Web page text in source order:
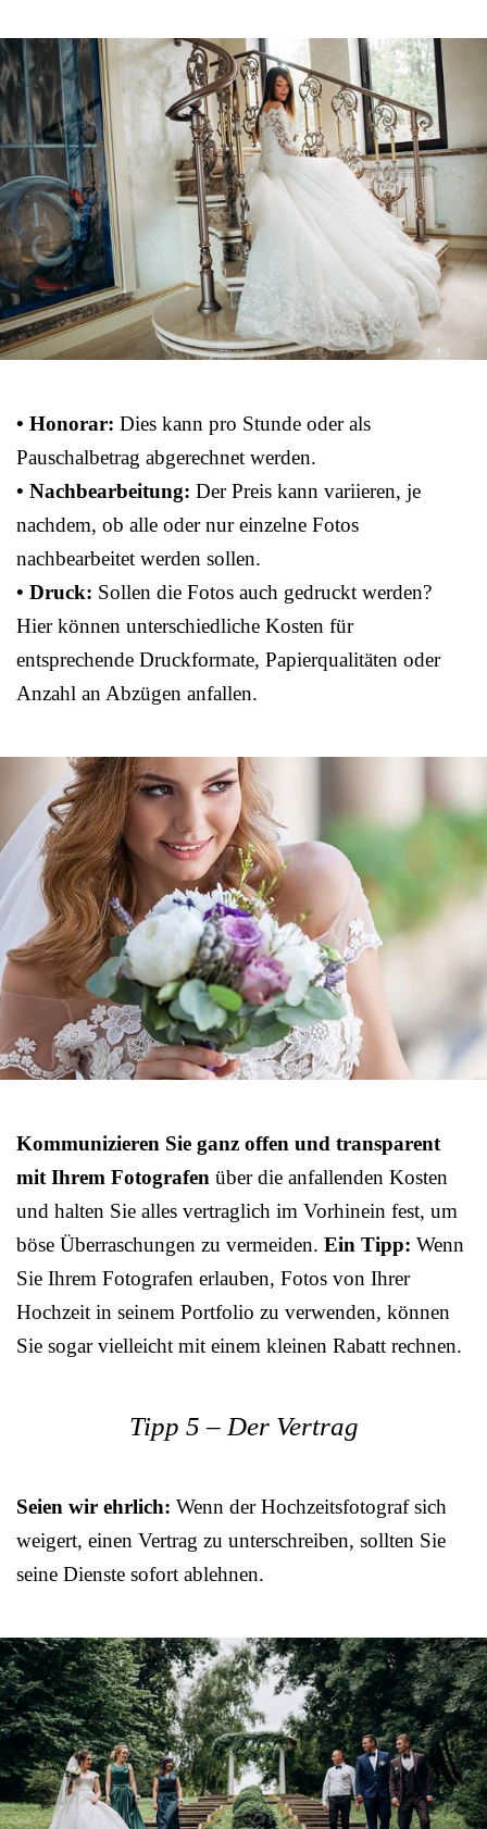
• Honorar: Dies kann pro Stunde oder als
Pauschalbetrag abgerechnet werden.
• Nachbearbeitung: Der Preis kann variieren, je
nachdem, ob alle oder nur einzelne Fotos
nachbearbeitet werden sollen.
• Druck: Sollen die Fotos auch gedruckt werden?
Hier können unterschiedliche Kosten für
entsprechende Druckformate, Papierqualitäten oder
Anzahl an Abzügen anfallen.
Kommunizieren Sie ganz offen und transparent
mit Ihrem Fotografen über die anfallenden Kosten
und halten Sie alles vertraglich im Vorhinein fest, um
böse Überraschungen zu vermeiden. Ein Tipp: Wenn
Sie Ihrem Fotografen erlauben, Fotos von Ihrer
Hochzeit in seinem Portfolio zu verwenden, können
Sie sogar vielleicht mit einem kleinen Rabatt rechnen.
Tipp 5 – Der Vertrag
Seien wir ehrlich: Wenn der Hochzeitsfotograf sich
weigert, einen Vertrag zu unterschreiben, sollten Sie
seine Dienste sofort ablehnen.